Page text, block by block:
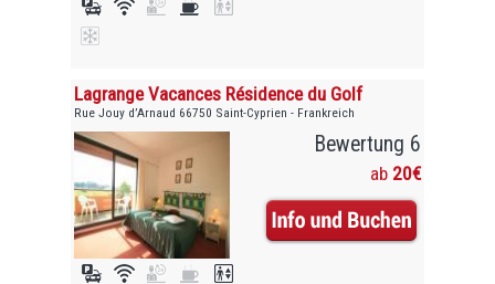
Lagrange Vacances Résidence du Golf
Rue Jouy d’Arnaud 66750 Saint-Cyprien - Frankreich
Bewertung 6
ab 20€